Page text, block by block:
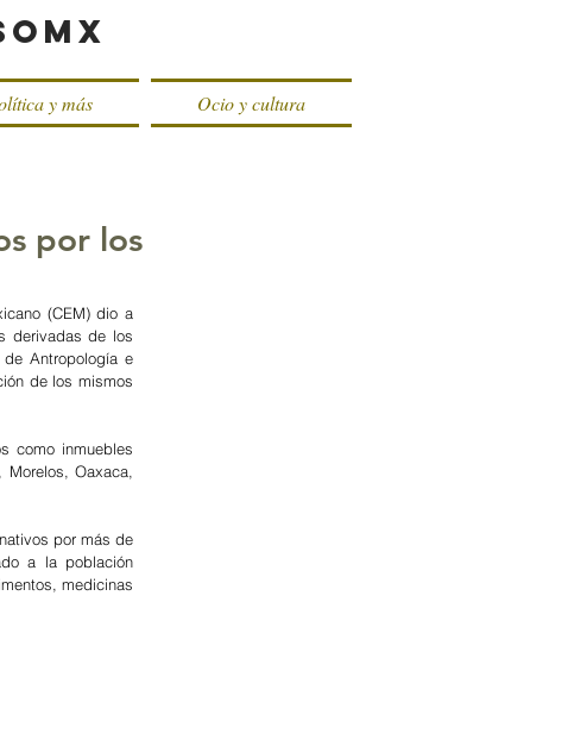
y más Ocio y cultura
por los
(CEM) dio a
derivadas de los
Antropología e
de los mismos
como inmuebles
Oaxaca,
por más de
a la población
medicinas